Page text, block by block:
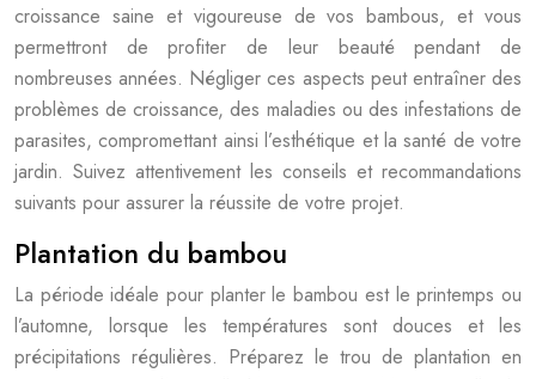
croissance saine et vigoureuse de vos bambous, et vous
permettront de profiter de leur beauté pendant de
nombreuses années. Négliger ces aspects peut entraîner des
problèmes de croissance, des maladies ou des infestations de
parasites, compromettant ainsi l’esthétique et la santé de votre
jardin. Suivez attentivement les conseils et recommandations
suivants pour assurer la réussite de votre projet.
Plantation du bambou
La période idéale pour planter le bambou est le printemps ou
l’automne, lorsque les températures sont douces et les
précipitations régulières. Préparez le trou de plantation en